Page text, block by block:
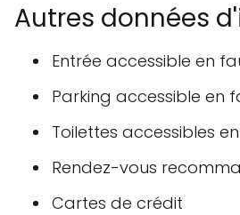
Autres données
Entrée accessible en
Parking accessible en
Toilettes accessibles
Rendez-vous
Cartes de crédit